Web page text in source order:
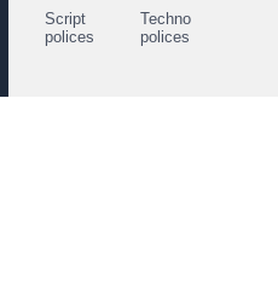
Script
polices
Techno
polices